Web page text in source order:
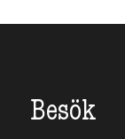
Besök